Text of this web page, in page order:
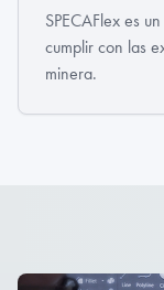
SPECAFlex es
cumplir con las
minera.